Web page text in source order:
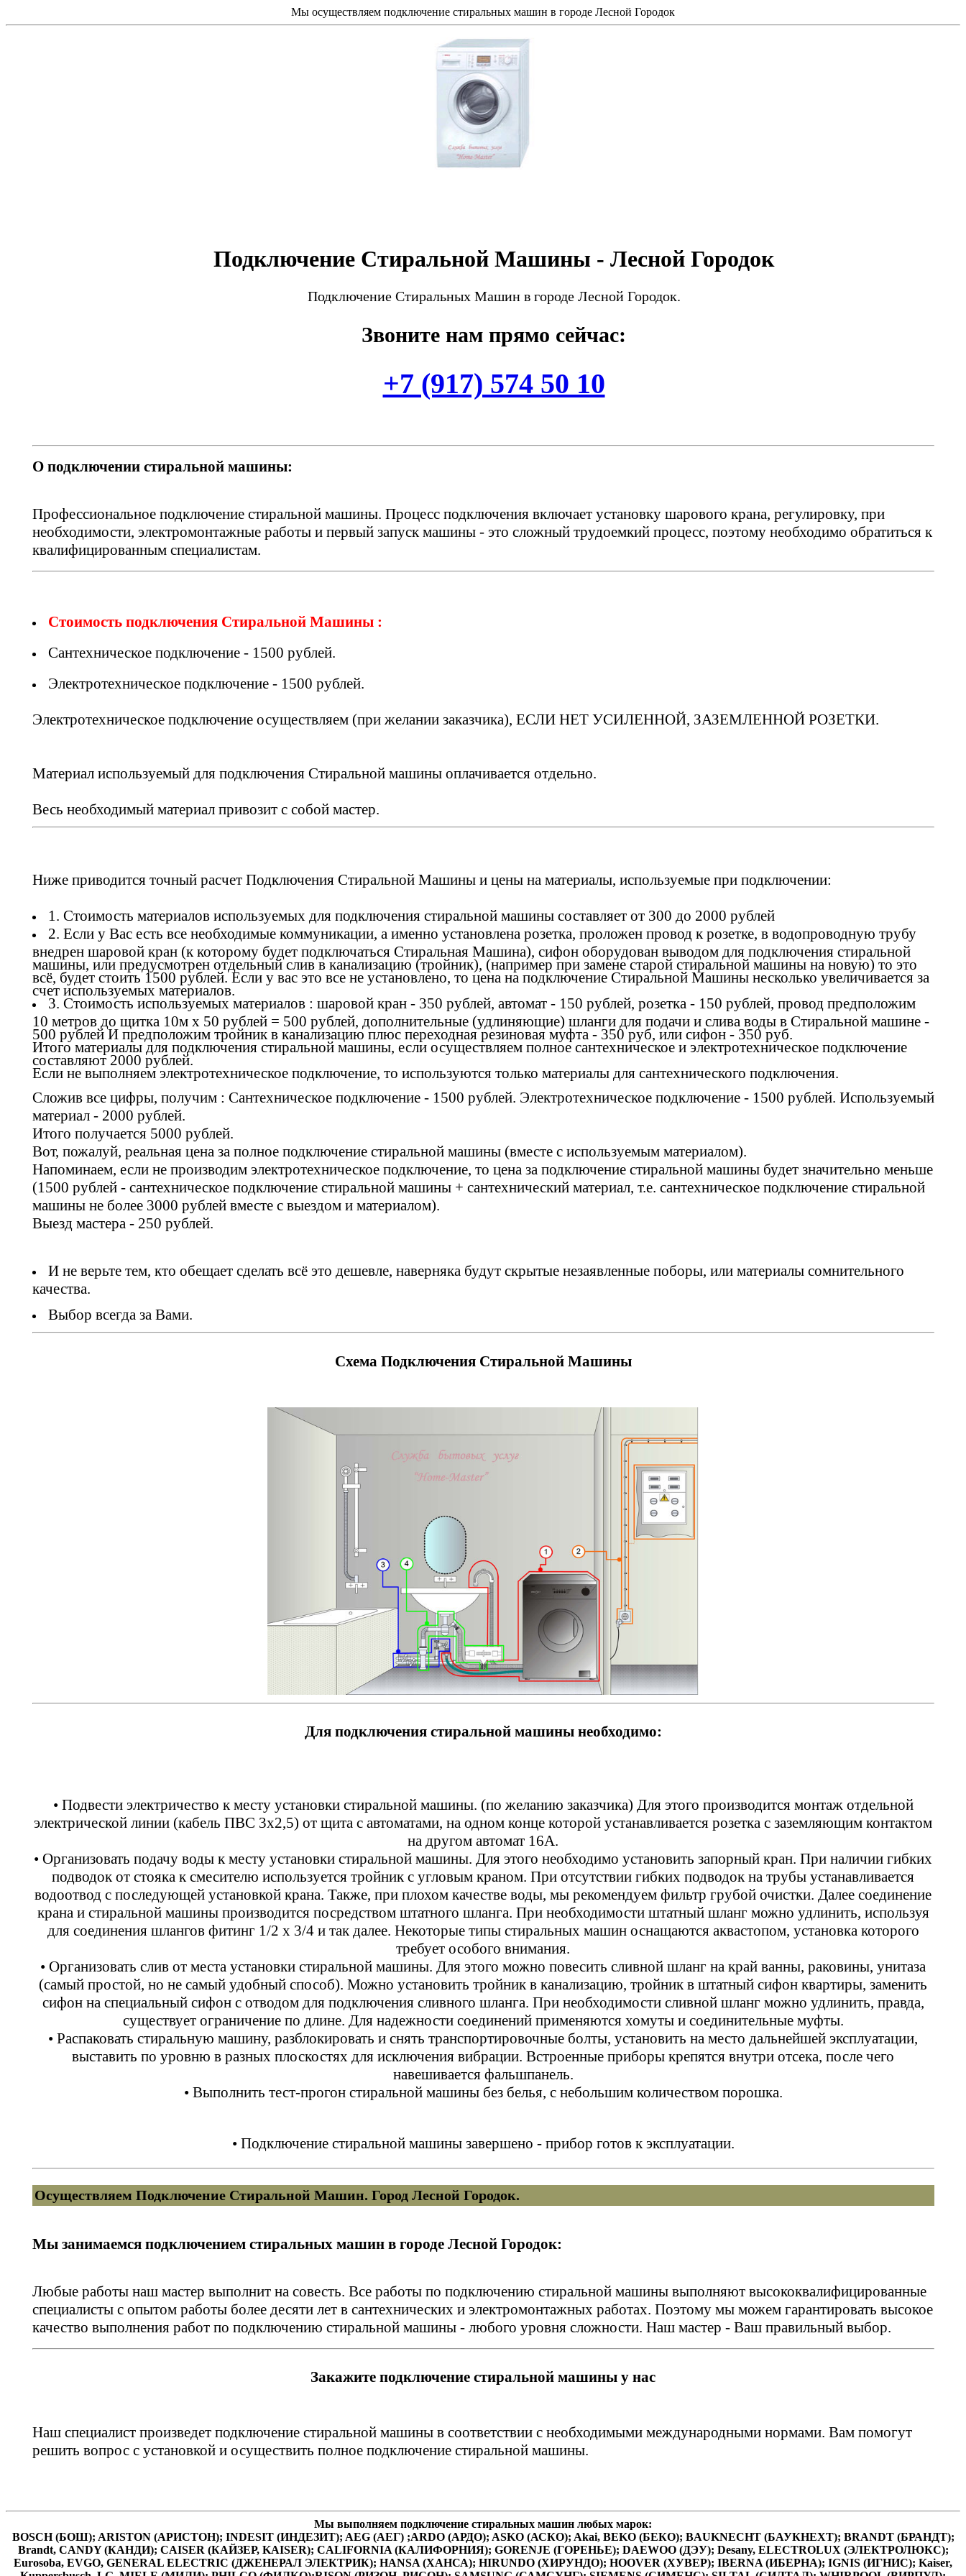
Мы осуществляем подключение стиральных машин в городе Лесной Городок
Подключение Стиральной Машины - Лесной Городок
Подключение Стиральных Машин в городе Лесной Городок.
Звоните нам прямо сейчас:
+7 (917) 574 50 10
О подключении стиральной машины:
Профессиональное подключение стиральной машины. Процесс подключения включает установку шарового крана, регулировку, при
необходимости, электромонтажные работы и первый запуск машины - это сложный трудоемкий процесс, поэтому необходимо обратиться к
квалифицированным специалистам.
Стоимость подключения Стиральной Машины :
Сантехническое подключение - 1500 рублей.
Электротехническое подключение - 1500 рублей.
Электротехническое подключение осуществляем (при желании заказчика), ЕСЛИ НЕТ УСИЛЕННОЙ, ЗАЗЕМЛЕННОЙ РОЗЕТКИ.
Материал используемый для подключения Стиральной машины оплачивается отдельно.
Весь необходимый материал привозит с собой мастер.
Ниже приводится точный расчет Подключения Стиральной Машины и цены на материалы, используемые при подключении:
1. Стоимость материалов используемых для подключения стиральной машины составляет от 300 до 2000 рублей
2. Если у Вас есть все необходимые коммуникации, а именно установлена розетка, проложен провод к розетке, в водопроводную трубу
внедрен шаровой кран (к которому будет подключаться Стиральная Машина), сифон оборудован выводом для подключения стиральной
машины, или предусмотрен отдельный слив в канализацию (тройник), (например при замене старой стиральной машины на новую) то это
всё, будет стоить 1500 рублей. Если у вас это все не установлено, то цена на подключение Стиральной Машины несколько увеличивается за
счет используемых материалов.
3. Стоимость используемых материалов : шаровой кран - 350 рублей, автомат - 150 рублей, розетка - 150 рублей, провод предположим
10 метров до щитка 10м х 50 рублей = 500 рублей, дополнительные (удлиняющие) шланги для подачи и слива воды в Стиральной машине -
500 рублей И предположим тройник в канализацию плюс переходная резиновая муфта - 350 руб, или сифон - 350 руб.
Итого материалы для подключения стиральной машины, если осуществляем полное сантехническое и электротехническое подключение
составляют 2000 рублей.
Если не выполняем электротехническое подключение, то используются только материалы для сантехнического подключения.
Сложив все цифры, получим : Сантехническое подключение - 1500 рублей. Электротехническое подключение - 1500 рублей. Используемый
материал - 2000 рублей.
Итого получается 5000 рублей.
Вот, пожалуй, реальная цена за полное подключение стиральной машины (вместе с используемым материалом).
Напоминаем, если не производим электротехническое подключение, то цена за подключение стиральной машины будет значительно меньше
(1500 рублей - сантехническое подключение стиральной машины + сантехнический материал, т.е. сантехническое подключение стиральной
машины не более 3000 рублей вместе с выездом и материалом).
Выезд мастера - 250 рублей.
И не верьте тем, кто обещает сделать всё это дешевле, наверняка будут скрытые незаявленные поборы, или материалы сомнительного
качества.
Выбор всегда за Вами.
Схема Подключения Стиральной Машины
Для подключения стиральной машины необходимо:
• Подвести электричество к месту установки стиральной машины. (по желанию заказчика) Для этого производится монтаж отдельной
электрической линии (кабель ПВС 3х2,5) от щита с автоматами, на одном конце которой устанавливается розетка с заземляющим контактом
на другом автомат 16А.
• Организовать подачу воды к месту установки стиральной машины. Для этого необходимо установить запорный кран. При наличии гибких
подводок от стояка к смесителю используется тройник с угловым краном. При отсутствии гибких подводок на трубы устанавливается
водоотвод с последующей установкой крана. Также, при плохом качестве воды, мы рекомендуем фильтр грубой очистки. Далее соединение
крана и стиральной машины производится посредством штатного шланга. При необходимости штатный шланг можно удлинить, используя
для соединения шлангов фитинг 1/2 х 3/4 и так далее. Некоторые типы стиральных машин оснащаются аквастопом, установка которого
требует особого внимания.
• Организовать слив от места установки стиральной машины. Для этого можно повесить сливной шланг на край ванны, раковины, унитаза
(самый простой, но не самый удобный способ). Можно установить тройник в канализацию, тройник в штатный сифон квартиры, заменить
сифон на специальный сифон с отводом для подключения сливного шланга. При необходимости сливной шланг можно удлинить, правда,
существует ограничение по длине. Для надежности соединений применяются хомуты и соединительные муфты.
• Распаковать стиральную машину, разблокировать и снять транспортировочные болты, установить на место дальнейшей эксплуатации,
выставить по уровню в разных плоскостях для исключения вибрации. Встроенные приборы крепятся внутри отсека, после чего
навешивается фальшпанель.
• Выполнить тест-прогон стиральной машины без белья, с небольшим количеством порошка.
• Подключение стиральной машины завершено - прибор готов к эксплуатации.
Осуществляем Подключение Стиральной Машин. Город Лесной Городок.
Мы занимаемся подключением стиральных машин в городе Лесной Городок:
Любые работы наш мастер выполнит на совесть. Все работы по подключению стиральной машины выполняют высококвалифицированные
специалисты с опытом работы более десяти лет в сантехнических и электромонтажных работах. Поэтому мы можем гарантировать высокое
качество выполнения работ по подключению стиральной машины - любого уровня сложности. Наш мастер - Ваш правильный выбор.
Закажите подключение стиральной машины у нас
Наш специалист произведет подключение стиральной машины в соответствии с необходимыми международными нормами. Вам помогут
решить вопрос с установкой и осуществить полное подключение стиральной машины.
Мы выполняем подключение стиральных машин любых марок:
BOSCH (БОШ); ARISTON (АРИСТОН); INDESIT (ИНДЕЗИТ); AEG (АЕГ) ;ARDO (АРДО); ASKO (АСКО); Akai, BEKO (БЕКО); BAUKNECHT (БАУКНЕХТ); BRANDT (БРАНДТ);
Brandt, CANDY (КАНДИ); CAISER (КАЙЗЕР, KAISER); CALIFORNIA (КАЛИФОРНИЯ); GORENJE (ГОРЕНЬЕ); DAEWOO (ДЭУ); Desany, ELECTROLUX (ЭЛЕКТРОЛЮКС);
Eurosoba, EVGO, GENERAL ELECTRIC (ДЖЕНЕРАЛ ЭЛЕКТРИК); HANSA (ХАНСА); HIRUNDO (ХИРУНДО); HOOVER (ХУВЕР); IBERNA (ИБЕРНА); IGNIS (ИГНИС); Kaiser,